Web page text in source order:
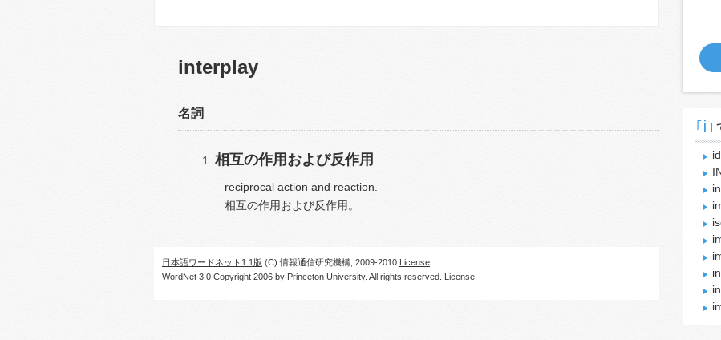
interplay
名詞
相互の作用および反作用
reciprocal action and reaction.
相互の作用および反作用。
日本語ワードネット1.1版 (C) 情報通信研究機構, 2009-2010 License
WordNet 3.0 Copyright 2006 by Princeton University. All rights reserved. License
｢i｣